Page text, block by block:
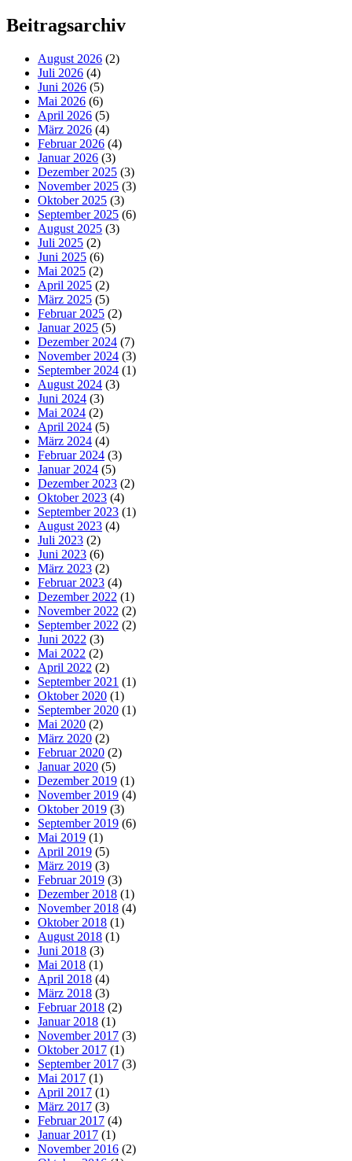
Beitragsarchiv
August 2026 (2)
Juli 2026 (4)
Juni 2026 (5)
Mai 2026 (6)
April 2026 (5)
März 2026 (4)
Februar 2026 (4)
Januar 2026 (3)
Dezember 2025 (3)
November 2025 (3)
Oktober 2025 (3)
September 2025 (6)
August 2025 (3)
Juli 2025 (2)
Juni 2025 (6)
Mai 2025 (2)
April 2025 (2)
März 2025 (5)
Februar 2025 (2)
Januar 2025 (5)
Dezember 2024 (7)
November 2024 (3)
September 2024 (1)
August 2024 (3)
Juni 2024 (3)
Mai 2024 (2)
April 2024 (5)
März 2024 (4)
Februar 2024 (3)
Januar 2024 (5)
Dezember 2023 (2)
Oktober 2023 (4)
September 2023 (1)
August 2023 (4)
Juli 2023 (2)
Juni 2023 (6)
März 2023 (2)
Februar 2023 (4)
Dezember 2022 (1)
November 2022 (2)
September 2022 (2)
Juni 2022 (3)
Mai 2022 (2)
April 2022 (2)
September 2021 (1)
Oktober 2020 (1)
September 2020 (1)
Mai 2020 (2)
März 2020 (2)
Februar 2020 (2)
Januar 2020 (5)
Dezember 2019 (1)
November 2019 (4)
Oktober 2019 (3)
September 2019 (6)
Mai 2019 (1)
April 2019 (5)
März 2019 (3)
Februar 2019 (3)
Dezember 2018 (1)
November 2018 (4)
Oktober 2018 (1)
August 2018 (1)
Juni 2018 (3)
Mai 2018 (1)
April 2018 (4)
März 2018 (3)
Februar 2018 (2)
Januar 2018 (1)
November 2017 (3)
Oktober 2017 (1)
September 2017 (3)
Mai 2017 (1)
April 2017 (1)
März 2017 (3)
Februar 2017 (4)
Januar 2017 (1)
November 2016 (2)